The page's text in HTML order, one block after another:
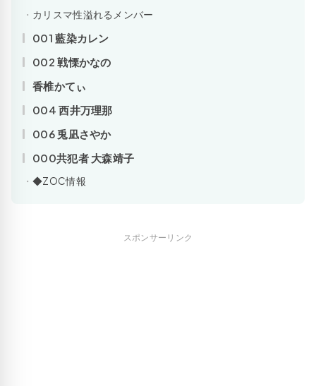
カリスマ性溢れるメンバー
001 藍染カレン
002 戦慄かなの
香椎かてぃ
004 西井万理那
006 兎凪さやか
000共犯者 大森靖子
◆ZOC情報
スポンサーリンク